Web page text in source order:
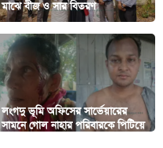
মাঝে বীজ ও সার বিতরণ
লংগদু ভূমি অফিসের সার্ভেয়ারের
সামনে গোল নাহার পরিবারকে পিটিয়ে